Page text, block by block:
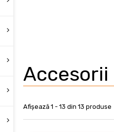
Afișează 1 - 13 din 13 produse